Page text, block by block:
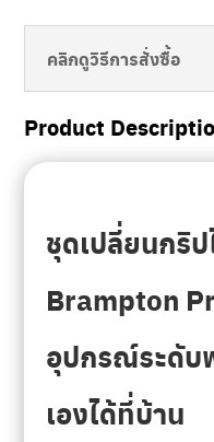
คลิกดูวิธีการสั่งซื้อ
Product
ชุดเปลี่ยนกริ
Brampton
อุปกรณ์ระดับ
เองได้ที่บ้าน